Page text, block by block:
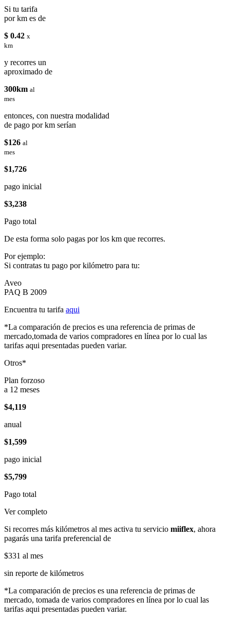
Si tu tarifa
por km es de
$ 0.42 x
km
y recorres un
aproximado de
300km al
mes
entonces, con nuestra modalidad
de pago por km serían
$126 al
mes
$1,726
pago inicial
$3,238
Pago total
De esta forma solo pagas por los km que recorres.
Por ejemplo:
Si contratas tu pago por kilómetro para tu:
Aveo
PAQ B 2009
Encuentra tu tarifa aqui
*La comparación de precios es una referencia de primas de
mercado,tomada de varios compradores en línea por lo cual las
tarifas aqui presentadas pueden variar.
Otros*
Plan forzoso
a 12 meses
$4,119
anual
$1,599
pago inicial
$5,799
Pago total
Ver completo
Si recorres más kilómetros al mes activa tu servicio miiflex, ahora
pagarás una tarifa preferencial de
$331 al mes
sin reporte de kilómetros
*La comparación de precios es una referencia de primas de
mercado, tomada de varios compradores en línea por lo cual las
tarifas aqui presentadas pueden variar.